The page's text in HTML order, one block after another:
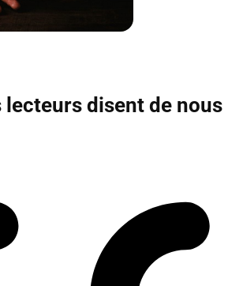
lecteurs disent de nous